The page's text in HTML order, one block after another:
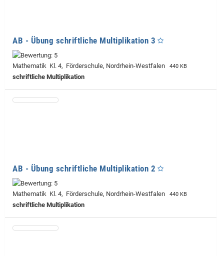
AB - Übung schriftliche Multiplikation 3
Mathematik Kl. 4, Förderschule, Nordrhein-Westfalen 440 KB
schriftliche Multiplikation
AB - Übung schriftliche Multiplikation 2
Mathematik Kl. 4, Förderschule, Nordrhein-Westfalen 440 KB
schriftliche Multiplikation